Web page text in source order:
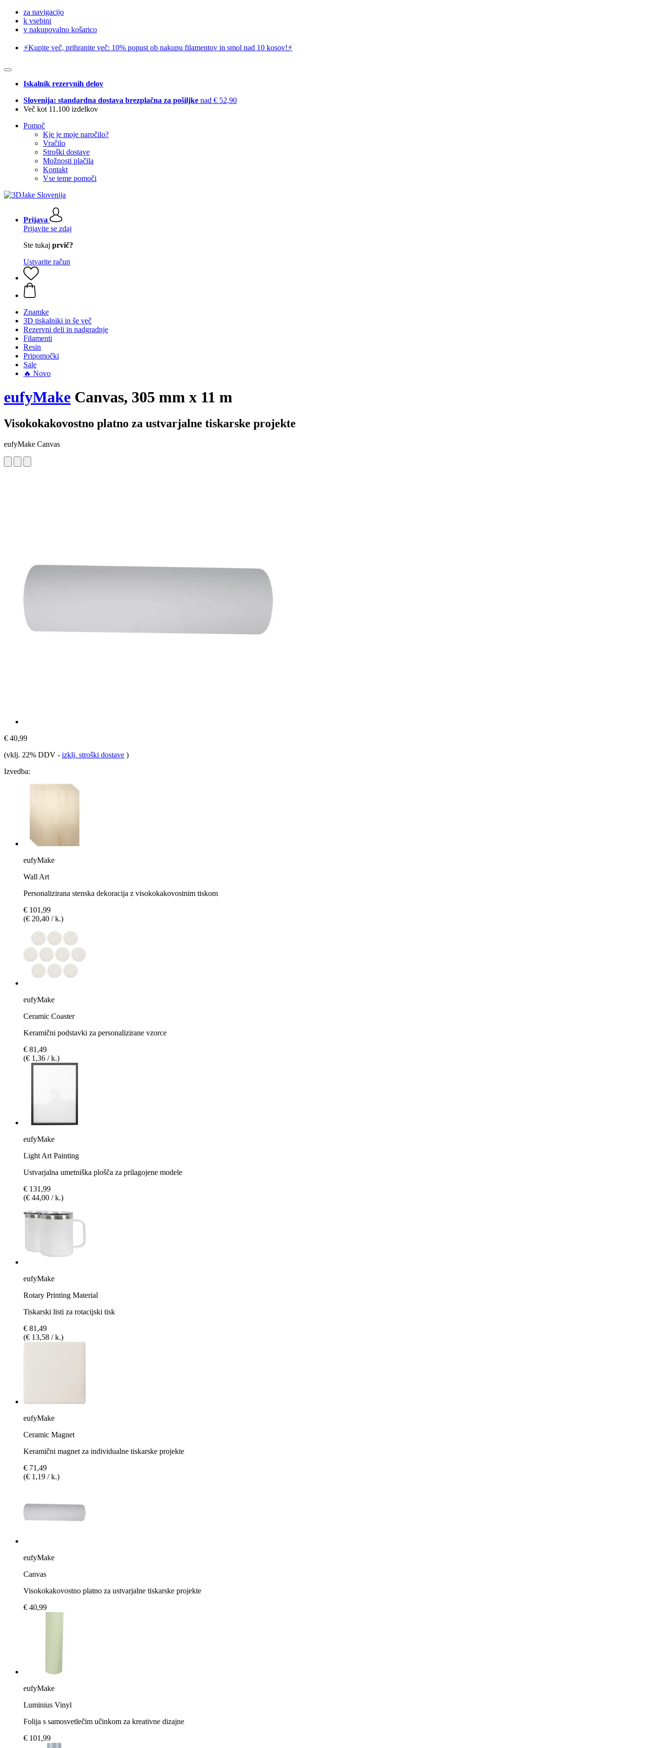
za navigacijo
k vsebini
v nakupovalno košarico
⚡️Kupite več, prihranite več: 10% popust ob nakupu filamentov in smol nad 10 kosov!⚡️
Iskalnik rezervnih delov
Slovenija: standardna dostava brezplačna za pošiljke nad € 52,90
Več kot 11.100 izdelkov
Pomoč
Kje je moje naročilo?
Vračilo
Stroški dostave
Možnosti plačila
Kontakt
Vse teme pomoči
Prijava
Prijavite se zdaj
Ste tukaj prvič?
Ustvarite račun
Znamke
3D tiskalniki in še več
Rezervni deli in nadgradnje
Filamenti
Resin
Pripomočki
Sale
🔥 Novo
eufyMake Canvas, 305 mm x 11 m
Visokokakovostno platno za ustvarjalne tiskarske projekte
eufyMake Canvas
€ 40,99
(vklj. 22% DDV - izklj. stroški dostave )
Izvedba:
eufyMake
Wall Art
Personalizirana stenska dekoracija z visokokakovostnim tiskom
€ 101,99
(€ 20,40 / k.)
eufyMake
Ceramic Coaster
Keramični podstavki za personalizirane vzorce
€ 81,49
(€ 1,36 / k.)
eufyMake
Light Art Painting
Ustvarjalna umetniška plošča za prilagojene modele
€ 131,99
(€ 44,00 / k.)
eufyMake
Rotary Printing Material
Tiskarski listi za rotacijski tisk
€ 81,49
(€ 13,58 / k.)
eufyMake
Ceramic Magnet
Keramični magnet za individualne tiskarske projekte
€ 71,49
(€ 1,19 / k.)
eufyMake
Canvas
Visokokakovostno platno za ustvarjalne tiskarske projekte
€ 40,99
eufyMake
Luminius Vinyl
Folija s samosvetlečim učinkom za kreativne dizajne
€ 101,99